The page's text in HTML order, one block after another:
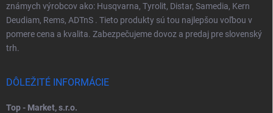
známych výrobcov ako: Husqvarna, Tyrolit, Distar, Samedia, Kern
Deudiam, Rems, ADTnS . Tieto produkty sú tou najlepšou voľbou v
pomere cena a kvalita. Zabezpečujeme dovoz a predaj pre slovenský
trh.
DÔLEŽITÉ INFORMÁCIE
Top - Market, s.r.o.